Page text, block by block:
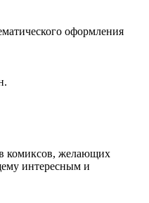
оформления
комиксов, желающих
интересным и